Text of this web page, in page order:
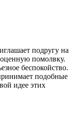
подругу на
помолвку.
беспокойство.
подобные
идее этих